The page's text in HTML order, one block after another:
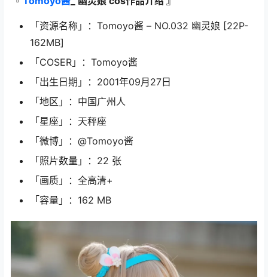
「资源名称」：Tomoyo酱 – NO.032 幽灵娘 [22P-
162MB]
「COSER」：Tomoyo酱
「出生日期」：2001年09月27日
「地区」：中国广州人
「星座」：天秤座
「微博」：@Tomoyo酱
「照片数量」：22 张
「画质」：全高清+
「容量」：162 MB